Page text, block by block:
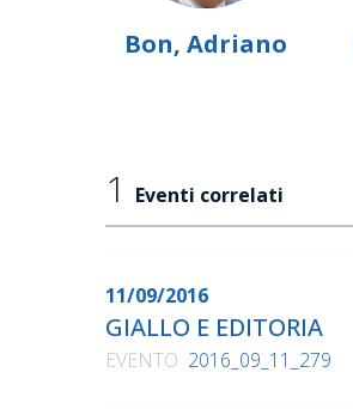
Bon, Adriano
1 Eventi correlati
11/09/2016
GIALLO E EDITORIA
EVENTO 2016_09_11_279